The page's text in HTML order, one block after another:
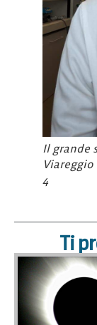
Il grande
4
Ti